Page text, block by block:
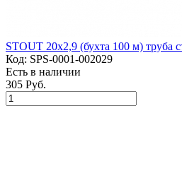
STOUT 20x2,9 (бухта 100 м) труба
Код: SPS-0001-002029
Есть в наличии
305 Руб.